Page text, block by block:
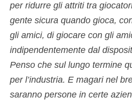
per ridurre gli attriti tra
gente sicura quando gioca,
gli amici, di giocare con gli
indipendentemente dal
Penso che sul lungo termine
per l’industria. E magari nel
saranno persone in certe